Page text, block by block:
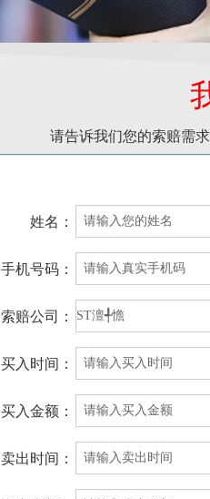
请告诉我们您的索赔需
姓名：
手机号码：
索赔公司：
买入时间：
买入金额：
卖出时间：